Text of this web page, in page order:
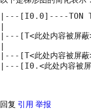
|---[I0.0]----TON T<
|
|---[T<此处内容被屏
|
|---[T<此处内容被屏
|---[I0.<此处内容被
回复 引用 举报